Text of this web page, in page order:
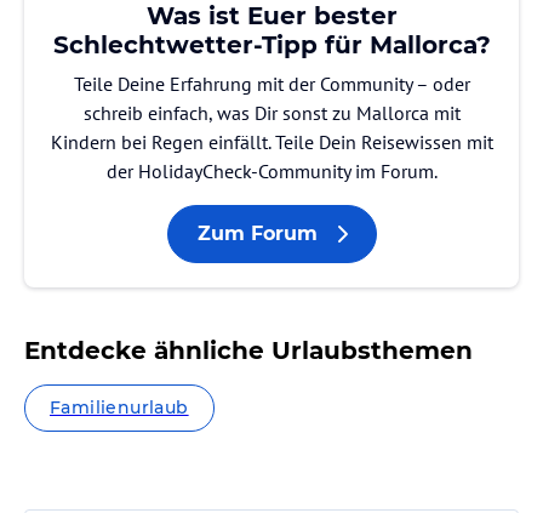
Was ist Euer bester
Schlechtwetter-Tipp für Mallorca?
Teile Deine Erfahrung mit der Community – oder
schreib einfach, was Dir sonst zu Mallorca mit
Kindern bei Regen einfällt. Teile Dein Reisewissen mit
der HolidayCheck-Community im Forum.
Zum Forum
Entdecke ähnliche Urlaubsthemen
Familienurlaub